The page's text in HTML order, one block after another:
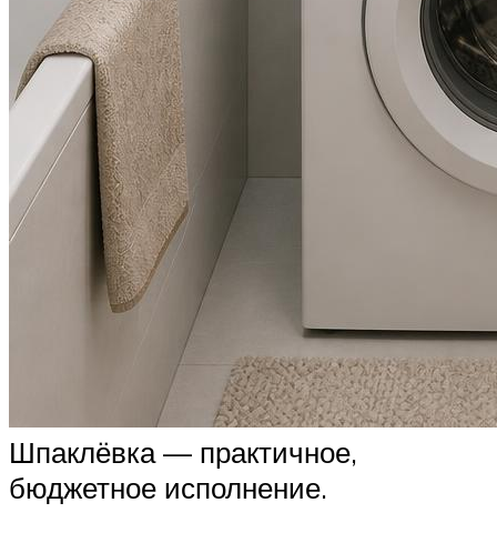
Шпаклёвка — практичное,
бюджетное исполнение.